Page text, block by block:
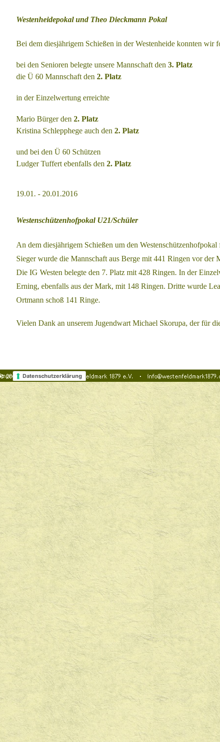
Westenheidepokal und Theo Dieckmann Pokal
Bei dem diesjährigem Schießen in der Westenheide konnten wir
bei den Senioren belegte unsere Mannschaft den 3. Platz
die Ü 60 Mannschaft den 2. Platz
in der Einzelwertung erreichte
Mario Bürger den 2. Platz
Kristina Schlepphege auch den 2. Platz
und bei den Ü 60 Schützen
Ludger Tuffert ebenfalls den 2. Platz
19.01. - 20.01.2016
Westenschützenhofpokal U21/Schüler
An dem diesjährigem Schießen um den
Siegerwurde die Mannschaft aus Berge mit 441 Ringen vor der
Die IG Westen belegte den 7. Platz mit 428 Ringen. In der
Erning, ebenfalls aus der Mark, mit 148 Ringen. Dritte wurde
Ortmann schoß 141 Ringe.
Vielen Dank an unserem Jugendwart Michael Skorupa, der für
Datenschutzerklärung
Zurück zum Seiteninhalt